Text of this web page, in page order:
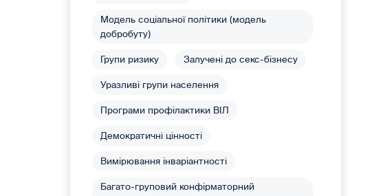
Модель соціальної політики (модель
добробуту)
Групи ризику Залучені до секс-бізнесу
Уразливі групи населення
Програми профілактики ВІЛ
Демократичні цінності
Вимірювання інваріантності
Багато-груповий конфірматорний